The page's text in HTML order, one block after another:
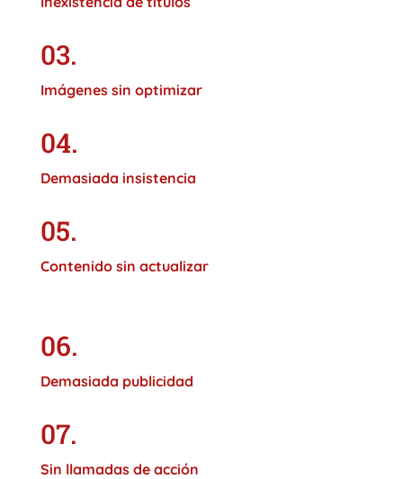
03.
Imágenes sin optimizar
04.
Demasiada insistencia
05.
Contenido sin actualizar
06.
Demasiada publicidad
07.
Sin llamadas de acción